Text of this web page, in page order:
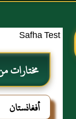
Safha Test
مختارات
أفغانستان